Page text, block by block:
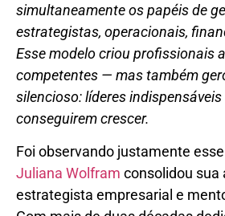
simultaneamente os papéis de
estrategistas, operacionais,
Esse modelo criou profissionais
competentes — mas também
silencioso: líderes
conseguirem crescer.
Foi observando justamente
Juliana Wolfram consolidou sua
estrategista empresarial e